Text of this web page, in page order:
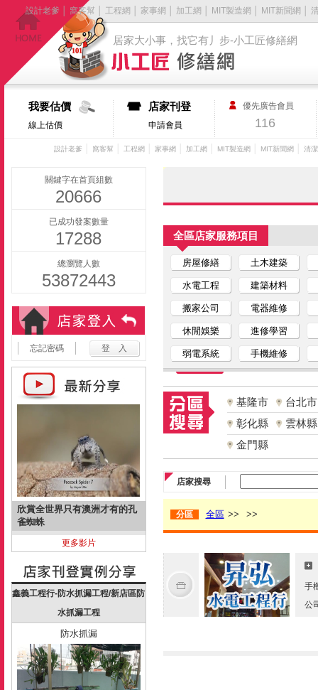
居家大小事，找它有丿步-小工匠修繕網
設計老爹 窩客幫 工程網 家事網 加工網 MIT製造網 MIT新聞網
我要估價
線上估價
店家刊登
申請會員
優先廣告會員
116
設計老爹 窩客幫 工程網 家事網 加工網 MIT製造網 MIT新聞網 清
關鍵字在首頁組數
20666
已成功發案數量
17288
總瀏覽人數
53872443
忘記密碼
欣賞全世界只有澳洲才有的孔
雀蜘蛛
更多影片
鑫義工程行-防水抓漏工程/新店區防
水抓漏工程
防水抓漏
全區店家服務項目
房屋修繕 土木建築
水電工程 建築材料
搬家公司 電器維修
休閒娛樂 進修學習
弱電系統 手機維修
基隆市
台北市
彰化縣
雲林縣
金門縣
店家搜尋
分區 全區 >> >>
手
公